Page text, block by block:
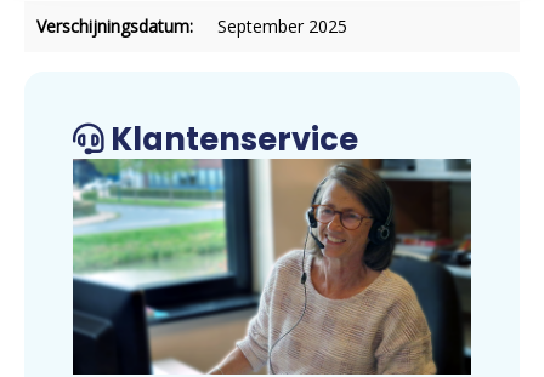
Verschijningsdatum: September 2025
Klantenservice